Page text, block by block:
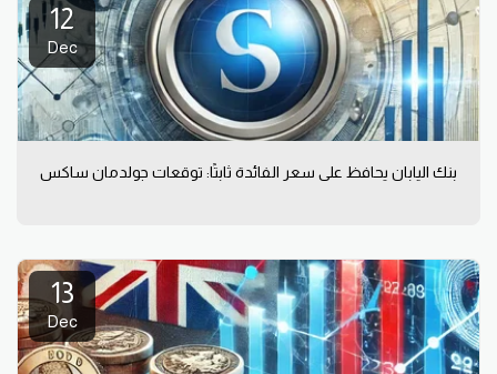
12
Dec
بنك اليابان يحافظ على سعر الفائدة ثابتًا: توقعات جولدمان ساكس
13
Dec